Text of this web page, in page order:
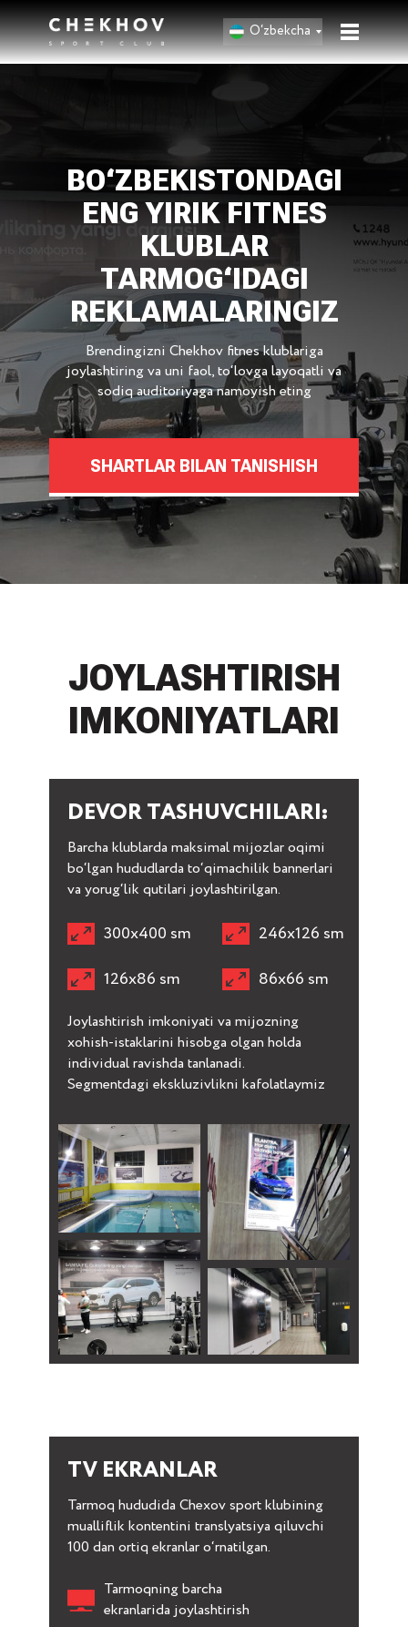
O‘zbekcha
Brendingizni Chekhov fitnes klublariga
joylashtiring va uni faol, to‘lovga layoqatli va
sodiq auditoriyaga namoyish eting
SHARTLAR BILAN TANISHISH
ВO‘ZBEKISTONDAGI
ENG YIRIK FITNES
KLUBLAR
TARMOG‘IDAGI
REKLAMALARINGIZ
DEVOR TASHUVCHILARI:
Barcha klublarda maksimal mijozlar oqimi
bo‘lgan hududlarda to‘qimachilik bannerlari
va yorug‘lik qutilari joylashtirilgan.
300х400 sm
246х126 sm
126х86 sm
JOYLASHTIRISH
IMKONIYATLARI
86х66 sm
Joylashtirish imkoniyati va mijozning
xohish-istaklarini hisobga olgan holda
individual ravishda tanlanadi.
Segmentdagi ekskluzivlikni kafolatlaymiz
TV EKRANLAR
Tarmoq hududida Chexov sport klubining
mualliflik kontentini translyatsiya qiluvchi
100 dan ortiq ekranlar o‘rnatilgan.
Tarmoqning barcha
ekranlarida joylashtirish